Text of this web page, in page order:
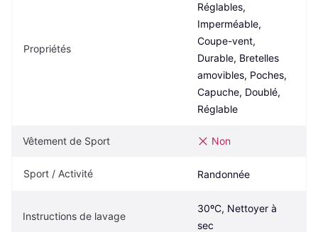
Propriétés
Réglables,
Imperméable,
Coupe-vent,
Durable, Bretelles
amovibles, Poches,
Capuche, Doublé,
Réglable
Vêtement de Sport Non
Sport / Activité Randonnée
Instructions de lavage
30ºC, Nettoyer à
sec